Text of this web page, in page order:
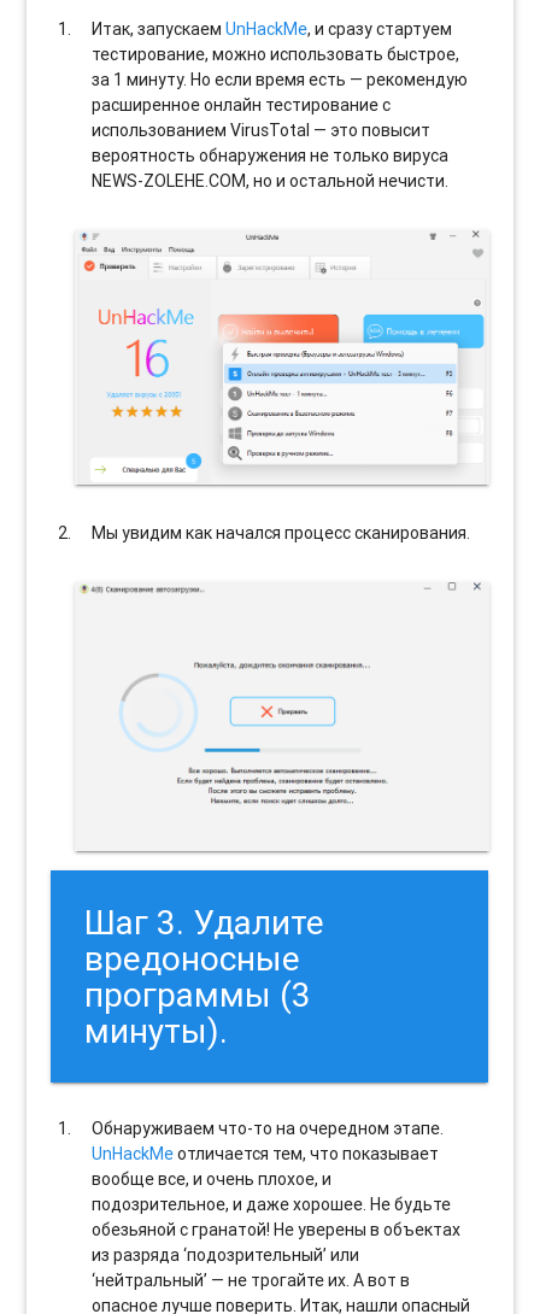
Итак, запускаемUnHackMe, и сразу стартуем
тестирование, можно использовать быстрое,
за 1 минуту. Но если время есть — рекомендую
расширенное онлайн тестирование с
использованием VirusTotal — это повысит
вероятность обнаружения не только вируса
NEWS-ZOLEHE.COM, но и остальной нечисти.
Мы увидим как начался процесс сканирования.
Шаг 3. Удалите
вредоносные
программы (3
минуты).
Обнаруживаем что-то на очередном этапе.
UnHackMeотличается тем, что показывает
вообще все, и очень плохое, и
подозрительное, и даже хорошее. Не будьте
обезьяной с гранатой! Не уверены в объектах
из разряда ‘подозрительный’ или
‘нейтральный’ — не трогайте их. А вот в
опасное лучше поверить. Итак, нашли опасный